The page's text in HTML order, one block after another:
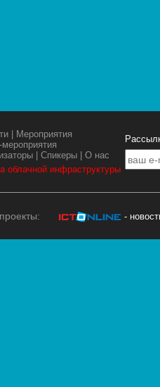
Мероприятия
мероприятия
|Спикеры |О нас
облачной инфраструктуры
-